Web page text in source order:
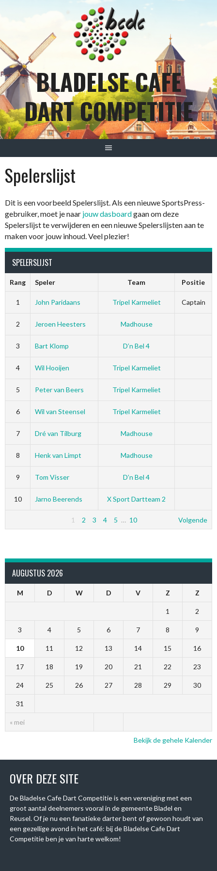
BLADELSE CAFE
DART COMPETITIE
Spelerslijst
Dit is een voorbeeld Spelerslijst. Als een nieuwe SportsPress-
gebruiker, moet je naar jouw dasboardgaan om deze
Spelerslijst te verwijderen en een nieuwe Spelerslijsten aan te
maken voor jouw inhoud. Veel plezier!
SPELERSLIJST
Rang Speler Team Positie
1 John Paridaans Tripel Karmeliet Captain
2 Jeroen Heesters Madhouse
3 Bart Klomp D’n Bel 4
4 Wil Hooijen Tripel Karmeliet
5 Peter van Beers Tripel Karmeliet
6 Wil van Steensel Tripel Karmeliet
7 Dré van Tilburg Madhouse
8 Henk van Limpt Madhouse
9 Tom Visser D’n Bel 4
10 Jarno Beerends X Sport Dartteam 2
1 2 3 4 5 … 10 Volgende
AUGUSTUS 2026
M D W D V Z Z
« mei
1 2
3 4 5 6 7 8 9
10 11 12 13 14 15 16
17 18 19 20 21 22 23
24 25 26 27 28 29 30
31
Bekijk de gehele Kalender
OVER DEZE SITE
De Bladelse Cafe Dart Competitie is een vereniging met een
groot aantal deelnemers vooral in de gemeente Bladel en
Reusel. Of je nu een fanatieke darter bent of gewoon houdt van
een gezellige avond in het café: bij de Bladelse Cafe Dart
Competitie ben je van harte welkom!